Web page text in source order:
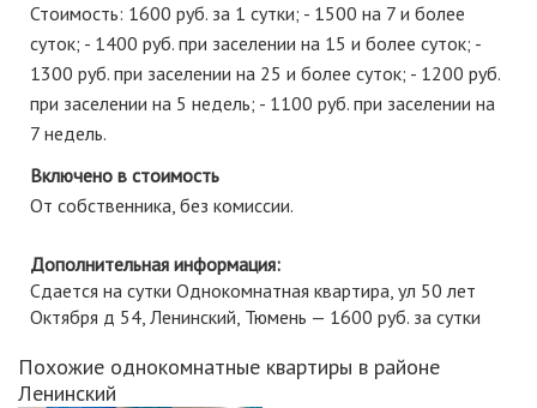
Стоимость: 1600 руб. за 1 сутки; - 1500 на 7 и более
суток; - 1400 руб. при заселении на 15 и более суток; -
1300 руб. при заселении на 25 и более суток; - 1200 руб.
при заселении на 5 недель; - 1100 руб. при заселении на
7 недель.
Включено в стоимость
От собственника, без комиссии.
Дополнительная информация:
Сдается на сутки Однокомнатная квартира, ул 50 лет
Октября д 54, Ленинский, Тюмень — 1600 руб. за сутки
Похожие однокомнатные квартиры в районе
Ленинский